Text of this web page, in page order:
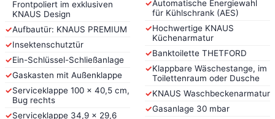
Frontpoliert im exklusiven
KNAUS Design
✓Aufbautür: KNAUS PREMIUM
✓Insektenschutztür
✓Ein-Schlüssel-Schließanlage
✓Gaskasten mit Außenklappe
✓Serviceklappe 100 x 40,5 cm,
Bug rechts
✓Serviceklappe 34,9 x 29,6
✓Automatische Energiewahl
für Kühlschrank (AES)
✓Hochwertige KNAUS
Küchenarmatur
✓Banktoilette THETFORD
✓Klappbare Wäschestange, im
Toilettenraum oder Dusche
✓KNAUS Waschbeckenarmatur
✓Gasanlage 30 mbar